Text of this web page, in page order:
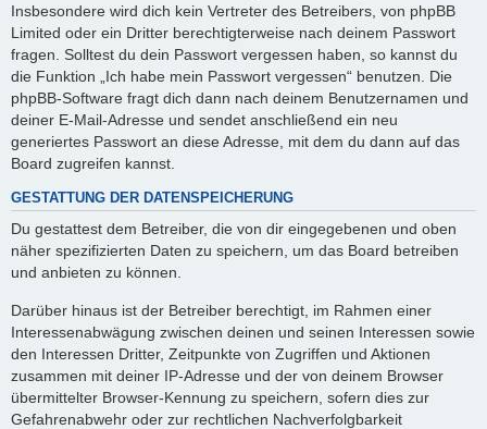
Insbesondere wird dich kein Vertreter des Betreibers, von phpBB
Limited oder ein Dritter berechtigterweise nach deinem Passwort
fragen. Solltest du dein Passwort vergessen haben, so kannst du
die Funktion „Ich habe mein Passwort vergessen“ benutzen. Die
phpBB-Software fragt dich dann nach deinem Benutzernamen und
deiner E-Mail-Adresse und sendet anschließend ein neu
generiertes Passwort an diese Adresse, mit dem du dann auf das
Board zugreifen kannst.
GESTATTUNG DER DATENSPEICHERUNG
Du gestattest dem Betreiber, die von dir eingegebenen und oben
näher spezifizierten Daten zu speichern, um das Board betreiben
und anbieten zu können.
Darüber hinaus ist der Betreiber berechtigt, im Rahmen einer
Interessenabwägung zwischen deinen und seinen Interessen sowie
den Interessen Dritter, Zeitpunkte von Zugriffen und Aktionen
zusammen mit deiner IP-Adresse und der von deinem Browser
übermittelter Browser-Kennung zu speichern, sofern dies zur
Gefahrenabwehr oder zur rechtlichen Nachverfolgbarkeit